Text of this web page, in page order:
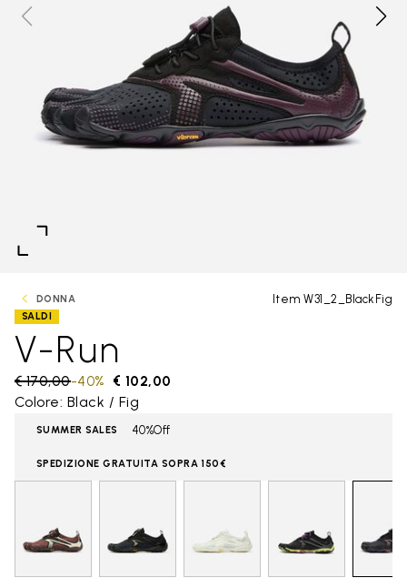
DONNA Item W31_2_BlackFig
SALDI
V-Run
Price reduced from
€ 170,00to € 102,00
-40%
Colore: Black / Fig
SUMMER SALES 40%Off
SPEDIZIONE GRATUITA SOPRA 150€